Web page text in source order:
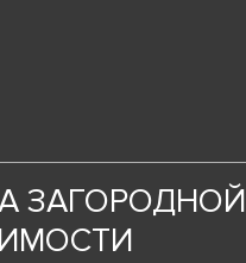
ЗАГОРОДНОЙ